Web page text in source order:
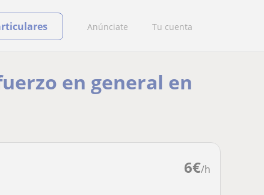
Anúnciate Tu cuenta
en general en
6€/h